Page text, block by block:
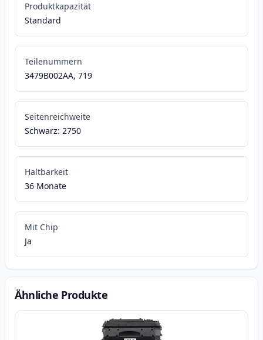
Produktkapazität
Standard
Teilenummern
3479B002AA, 719
Seitenreichweite
Schwarz: 2750
Haltbarkeit
36 Monate
Mit Chip
Ja
Ähnliche Produkte